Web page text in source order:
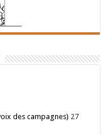
des campagnes) 27